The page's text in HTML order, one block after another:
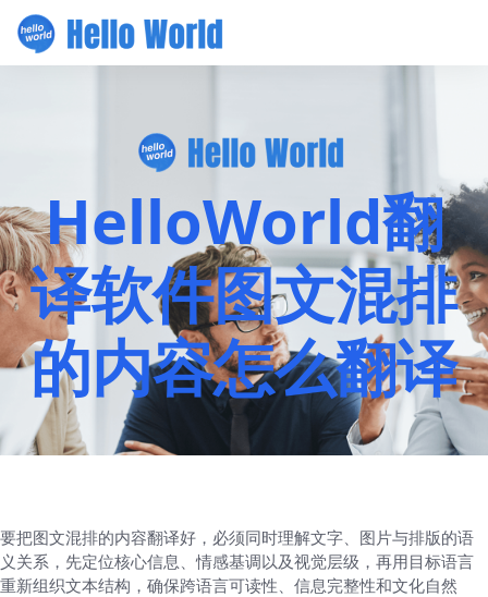
HelloWorld翻
译软件图文混排
的内容怎么翻译
要把图文混排的内容翻译好，必须同时理解文字、图片与排版的语
义关系，先定位核心信息、情感基调以及视觉层级，再用目标语言
重新组织文本结构，确保跨语言可读性、信息完整性和文化自然